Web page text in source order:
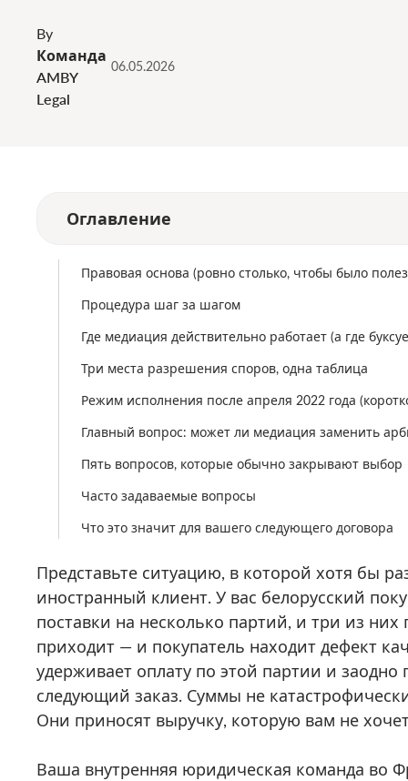
By
Команда
AMBY
Legal
06.05.2026
Оглавление
Правовая основа (ровно столько, чтобы было
Процедура шаг за шагом
Где медиация действительно работает (а где
Три места разрешения споров, одна таблица
Режим исполнения после апреля 2022 года
Главный вопрос: может ли медиация заменить
Пять вопросов, которые обычно закрывают выбор
Часто задаваемые вопросы
Что это значит для вашего следующего договора
Представьте ситуацию, в которой хотя бы
иностранный клиент. У вас белорусский
поставки на несколько партий, и три из
приходит — и покупатель находит дефект
удерживает оплату по этой партии и заодно
следующий заказ. Суммы не
Они приносят выручку, которую вам не
Ваша внутренняя юридическая команда во